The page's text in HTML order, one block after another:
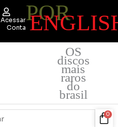
Acessar
Conta
POR
OS
discos
mais
raros
do
brasil
0